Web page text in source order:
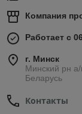
Компания
Работает с
г. Минск
Минский рн
Беларусь
Контакты